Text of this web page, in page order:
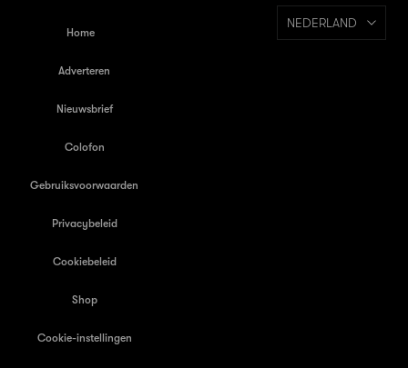
Home
Adverteren
Nieuwsbrief
Colofon
Gebruiksvoorwaarden
Privacybeleid
Cookiebeleid
Shop
Cookie-instellingen
NEDERLAND